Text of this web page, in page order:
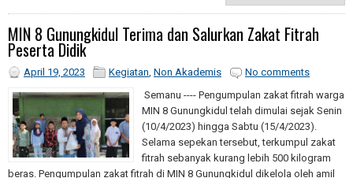
MIN 8 Gunungkidul Terima dan Salurkan Zakat Fitrah
Peserta Didik
April 19, 2023 Kegiatan, Non Akademis
No comments
Semanu ---- Pengumpulan zakat fitrah warga
MIN 8 Gunungkidul telah dimulai sejak Senin
(10/4/2023) hingga Sabtu (15/4/2023).
Selama sepekan tersebut, terkumpul zakat
fitrah sebanyak kurang lebih 500 kilogram
beras. Pengumpulan zakat fitrah di MIN 8 Gunungkidul dikelola oleh amil